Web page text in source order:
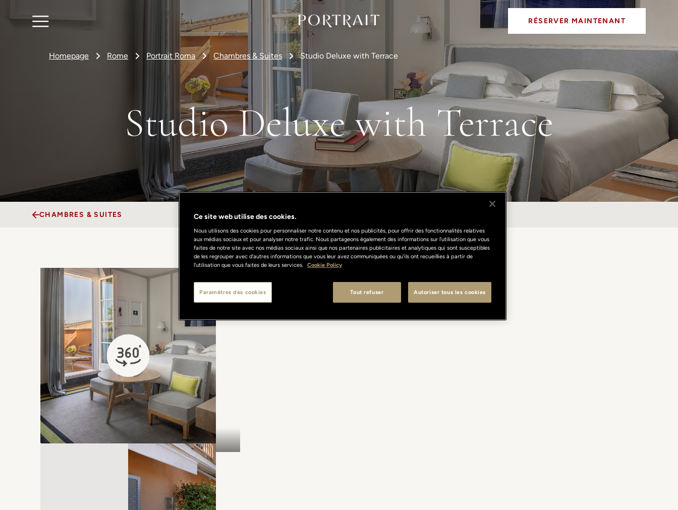
RÉSERVER MAINTENANT
Homepage Rome Portrait Roma Chambres & Suites Studio Deluxe with Terrace
Studio Deluxe with Terrace
CHAMBRES & SUITES
s'ouvre dans un nouvel onglet
Ce site web utilise des cookies.
Nous utilisons des cookies pour personnaliser notre contenu et nos publicités, pour offrir des fonctionnalités relatives
aux médias sociaux et pour analyser notre trafic. Nous partageons également des informations sur l'utilisation que vous
faites de notre site avec nos médias sociaux ainsi que nos partenaires publicitaires et analytiques qui sont susceptibles
de les regrouper avec d'autres informations que vous leur avez communiquées ou qu'ils ont recueillies à partir de
l'utilisation que vous faites de leurs services. Cookie Policy
Tout refuser Autoriser tous les cookies
Paramètres des cookies